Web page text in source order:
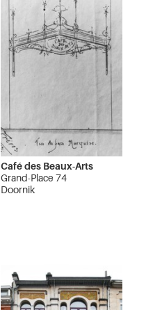
Café des Beaux-Arts
Grand-Place 74
Doornik